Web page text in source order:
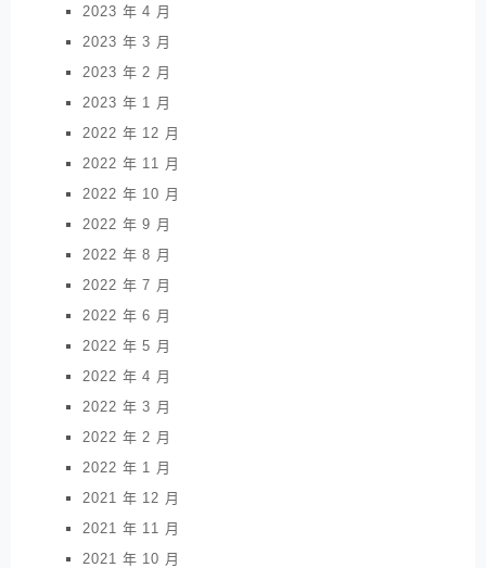
2023 年 4 月
2023 年 3 月
2023 年 2 月
2023 年 1 月
2022 年 12 月
2022 年 11 月
2022 年 10 月
2022 年 9 月
2022 年 8 月
2022 年 7 月
2022 年 6 月
2022 年 5 月
2022 年 4 月
2022 年 3 月
2022 年 2 月
2022 年 1 月
2021 年 12 月
2021 年 11 月
2021 年 10 月